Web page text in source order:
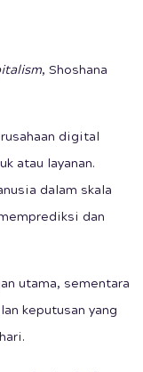
, Shoshana
digital
atau layanan.
dalam skala
dan
utama, sementara
keputusan yang